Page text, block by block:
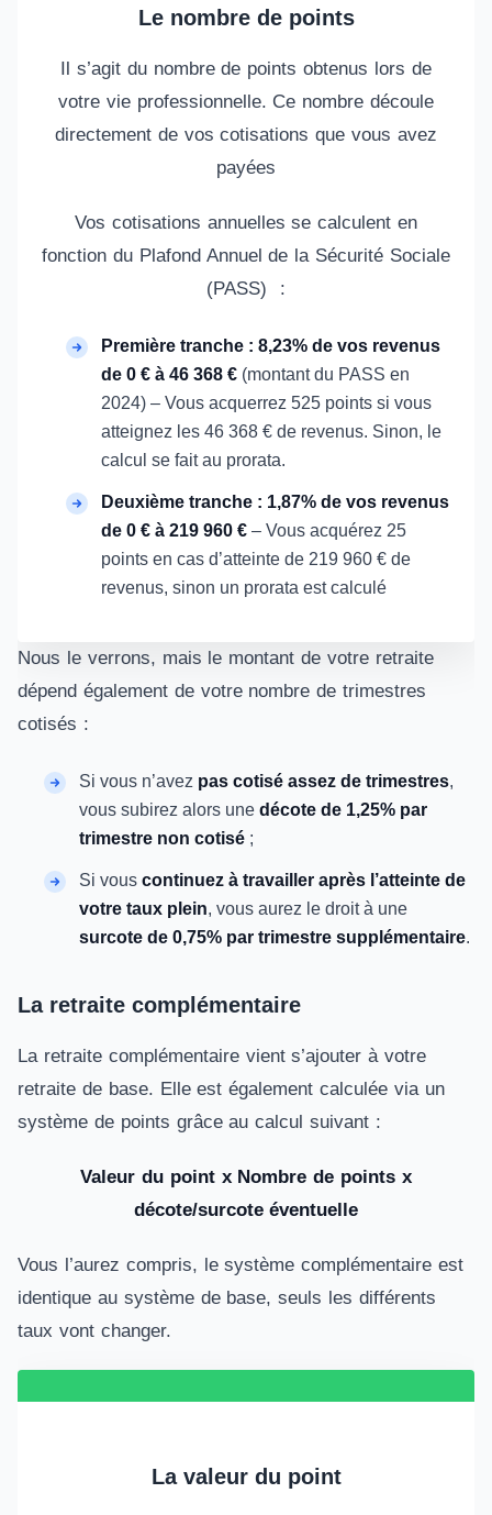
Le nombre de points
Il s’agit du nombre de points obtenus lors de
votre vie professionnelle. Ce nombre découle
directement de vos cotisations que vous avez
payées
Vos cotisations annuelles se calculent en
fonction du Plafond Annuel de la Sécurité Sociale
(PASS) :
Première tranche : 8,23% de vos revenus
de 0 € à 46 368 € (montant du PASS en
2024) – Vous acquerrez 525 points si vous
atteignez les 46 368 € de revenus. Sinon, le
calcul se fait au prorata.
Deuxième tranche : 1,87% de vos revenus
de 0 € à 219 960 € – Vous acquérez 25
points en cas d’atteinte de 219 960 € de
revenus, sinon un prorata est calculé
Nous le verrons, mais le montant de votre retraite
dépend également de votre nombre de trimestres
cotisés :
Si vous n’avez pas cotisé assez de trimestres,
vous subirez alors une décote de 1,25% par
trimestre non cotisé ;
Si vous continuez à travailler après l’atteinte de
votre taux plein, vous aurez le droit à une
surcote de 0,75% par trimestre supplémentaire.
La retraite complémentaire
La retraite complémentaire vient s’ajouter à votre
retraite de base. Elle est également calculée via un
système de points grâce au calcul suivant :
Valeur du point x Nombre de points x
décote/surcote éventuelle
Vous l’aurez compris, le système complémentaire est
identique au système de base, seuls les différents
taux vont changer.
La valeur du point